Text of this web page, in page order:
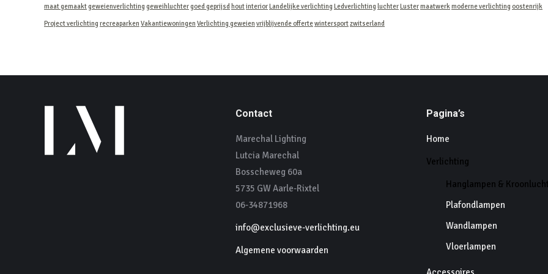
maat gemaaktgeweienverlichtinggeweihluchtergoed geprijsd houtinteriorLandelijke verlichtingLedverlichtingluchterLustermaatwerkmoderne verlichting oostenrijk
Project verlichtingrecreaparken Vakantiewoningen Verlichting geweien vrijblijvende offertewintersportzwitserland
Contact
Marechal Lighting
Lutcia Marechal
Bosscheweg 60a
5735 GW Aarle-Rixtel
06-34871968
info@exclusieve-verlichting.eu
Algemene voorwaarden
Pagina’s
Home
Verlichting
Hanglampen &
Plafondlampen
Wandlampen
Vloerlampen